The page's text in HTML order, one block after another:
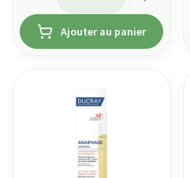
Ajouter au panier